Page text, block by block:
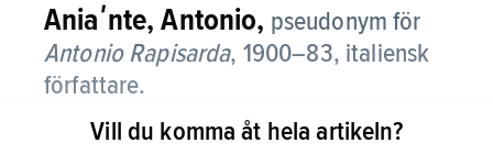
Aniaʹnte, Antonio, pseudonym för
Antonio Rapisarda, 1900–83, italiensk
författare.
Efter att ha skrivit både romaner och
Vill du komma åt hela artikeln?